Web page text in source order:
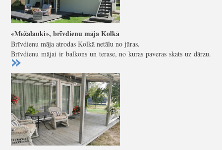
«Mežalauki», brīvdienu māja Kolkā
Brīvdienu māja atrodas Kolkā netālu no jūras.
Brīvdienu mājai ir balkons un terase, no kuras paveras skats uz dārzu.